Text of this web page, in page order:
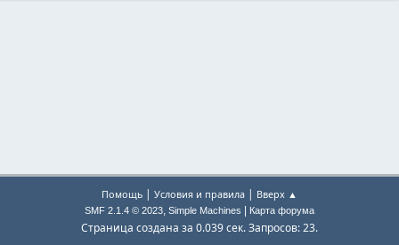
Помощь | Условия и правила | Вверх ▲
SMF 2.1.4 © 2023, Simple Machines Карта форума
Страница создана за 0.039 сек. Запросов: 23.